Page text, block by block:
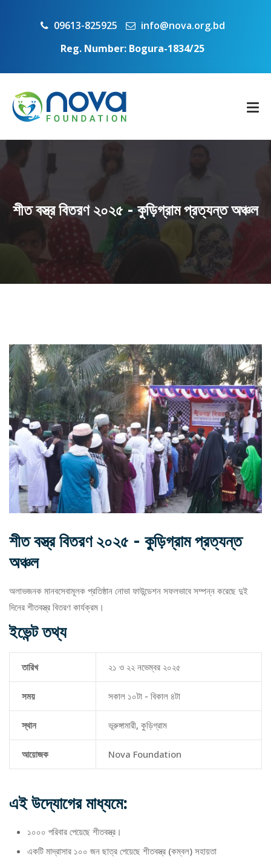
09613-825925
info@nova.org.bd
Reg. Number: Bogura-1834/25
শীত বস্ত্র বিতরণ ২০২৫ - কুড়িগ্রাম প্রত্যন্ত অঞ্চল
শীত বস্ত্র বিতরণ ২০২৫ - কুড়িগ্রাম প্রত্যন্ত
অঞ্চল
অলাভজনক মানবসেবামূলক প্রতিষ্ঠান নোভা ফাউন্ডেশন সফলভাবে সম্পন্ন করেছে দুই
দিনের শীতবস্ত্র বিতরণ কার্যক্রম।
ইভেন্ট তথ্য
তারিখ ২১ ও ২২ নভেম্বর ২০২৫
সময় সকাল ১০টা - বিকাল ৪টা
স্থান ভূরুঙ্গামারী, কুড়িগ্রাম
আয়োজক Nova Foundation
এই উদ্যোগের মাধ্যমে:
১০০০ পরিবার পেয়েছে শীতবস্ত্র।
একটি মাদ্রাসার ১০০ জন ছাত্র পেয়েছে শীতবস্ত্র (কম্বল) সহায়তা